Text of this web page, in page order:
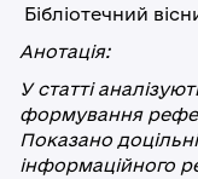
Бібліотечний
Анотація:
У статті
формування
Показано
інформаційного